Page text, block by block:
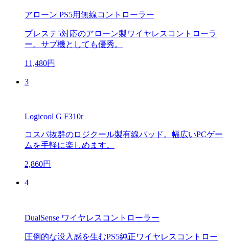
アローン PS5用無線コントローラー
プレステ5対応のアローン製ワイヤレスコントローラ
ー。サブ機としても優秀。
11,480円
3
Logicool G F310r
コスパ抜群のロジクール製有線パッド。幅広いPCゲー
ムを手軽に楽しめます。
2,860円
4
DualSense ワイヤレスコントローラー
圧倒的な没入感を生むPS5純正ワイヤレスコントロー